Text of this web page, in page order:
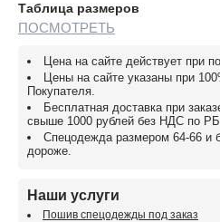
Таблица размеров
ПОСМОТРЕТЬ
Цена на сайте действует при
Цены на сайте указаны при
Покупателя.
Бесплатная доставка при
свыше 1000 рублей без НДС по
Спецодежда размером 64-66 и
дороже.
Наши услуги
Пошив спецодежды под заказ